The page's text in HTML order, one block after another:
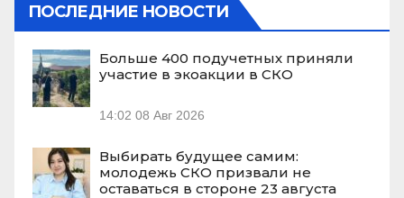
ПОСЛЕДНИЕ НОВОСТИ
Больше 400 подучетных приняли
участие в экоакции в СКО
14:02 08 Авг 2026
Выбирать будущее самим:
молодежь СКО призвали не
оставаться в стороне 23 августа